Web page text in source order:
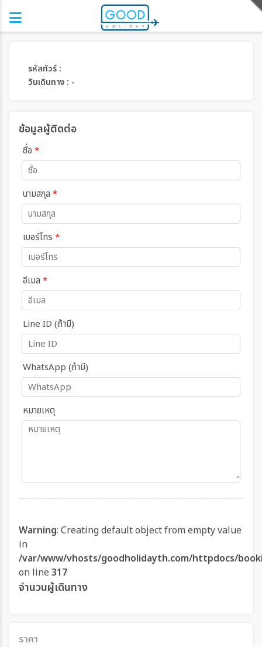
รหัสทัวร์ :
วันเดินทาง : -
ข้อมูลผู้ติดต่อ
ชื่อ *
นามสกุล *
เบอร์โทร *
อีเมล *
Line ID (ถ้ามี)
WhatsApp (ถ้ามี)
หมายเหตุ
Warning: Creating default object from empty value
in
/var/www/vhosts/goodholidayth.com/httpdocs/
on line 317
จำนวนผู้เดินทาง
ราคา